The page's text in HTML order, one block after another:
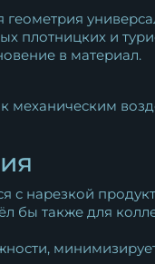
плотницких и
в материал.
механическим
с нарезкой
бы также для